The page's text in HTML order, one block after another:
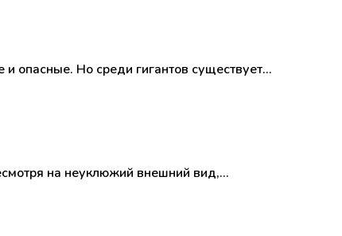
опасные. Но среди гигантов существует…
на неуклюжий внешний вид,…